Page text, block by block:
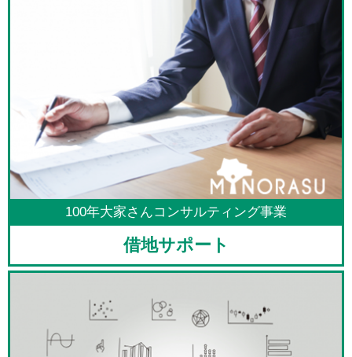
100年大家さんコンサルティング事業
借地サポート